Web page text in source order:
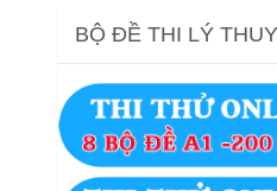
BỘ ĐỀ THI LÝ